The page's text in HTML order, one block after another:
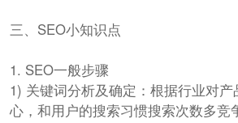
三、SEO小知识点
1. SEO一般步骤
1) 关键词分析及确定：根据行业对
心，和用户的搜索习惯搜索次数多竞